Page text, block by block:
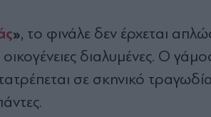
», το φινάλε δεν έρχεται
διαλυμένες. Ο
σε σκηνικό